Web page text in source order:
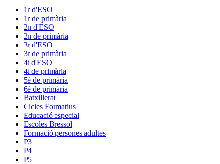
1r d'ESO
1r de primària
2n d'ESO
2n de primària
3r d'ESO
3r de primària
4t d'ESO
4t de primària
5è de primària
6è de primària
Batxillerat
Cicles Formatius
Educació especial
Escoles Bressol
Formació persones adultes
P3
P4
P5